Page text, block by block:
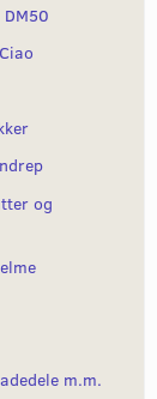
og
m.m.